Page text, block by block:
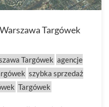
Targówek
Targówek agencje
szybka sprzedaż
Targówek